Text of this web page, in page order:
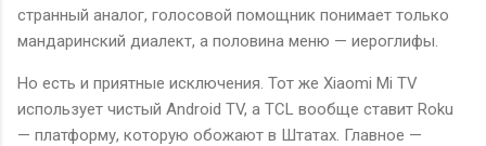
странный аналог, голосовой помощник понимает только
мандаринский диалект, а половина меню — иероглифы.
Но есть и приятные исключения. Тот же Xiaomi Mi TV
использует чистый Android TV, а TCL вообще ставит Roku
— платформу, которую обожают в Штатах. Главное —